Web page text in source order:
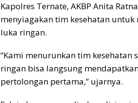
Kapolres Ternate, AKBP Anita
menyiagakan tim kesehatan
luka ringan.
“Kami menurunkan tim kesehatan
ringan bisa langsung
pertolongan pertama,” ujarnya.